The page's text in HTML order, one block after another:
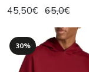
45,50€ 65,0€
30%